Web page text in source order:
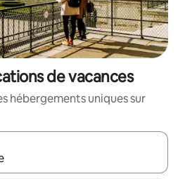
de vacances
hébergements uniques sur
utilisez les flèches vers le